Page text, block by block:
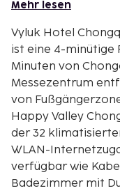
Mehr lesen
Vyluk Hotel
ist eine 4-minütige
Minuten von
Messezentrum entfernt. Dieses Hotel
von
Happy Valley
der 32
WLAN-
verfügbar wie
Badezimmer mit